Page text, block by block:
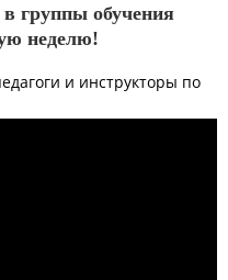
группы обучения
неделю!
и инструкторы по